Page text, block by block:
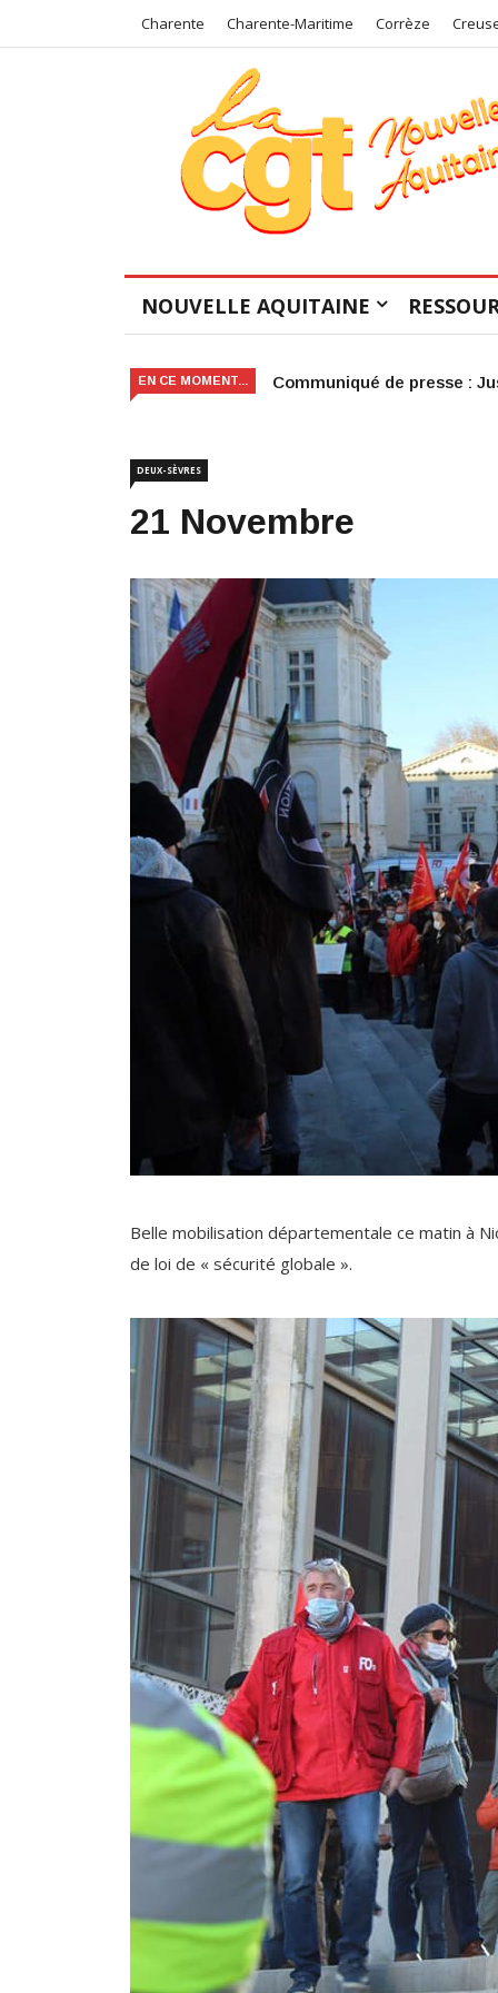
Charente Charente-Maritime Corrèze
NOUVELLE AQUITAINE
EN CE MOMENT... Victoire judiciaire pour le
DEUX-SÈVRES
21 Novembre
Belle mobilisation départementale ce matin à
de loi de « sécurité globale ».